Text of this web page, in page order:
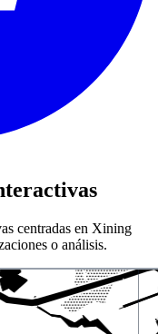
centradas en Xining
o análisis.